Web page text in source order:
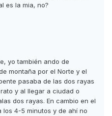
es la mia, no?
yo también ando de
montaña por el Norte y el
pasaba de las dos rayas
y al llegar a ciudad o
dos rayas. En cambio en el
los 4-5 minutos y de ahí no